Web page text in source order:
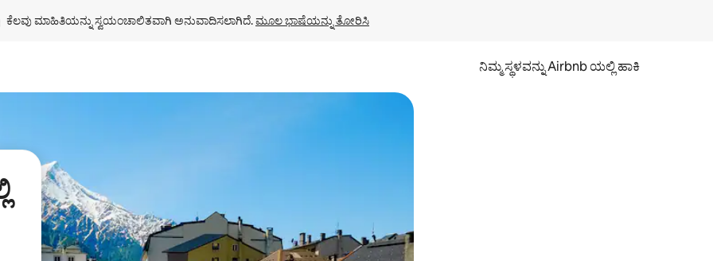
ಕೆಲವು ಮಾಹಿತಿಯನ್ನು ಸ್ವಯಂಚಾಲಿತವಾಗಿ ಅನುವಾದಿಸಲಾಗಿದೆ. ಮೂಲ ಭಾಷೆಯನ್ನು ತೋರಿಸಿ
ನಿಮ್ಮ ಸ್ಥಳವನ್ನು Airbnb ಯಲ್ಲಿ ಹಾಕಿ